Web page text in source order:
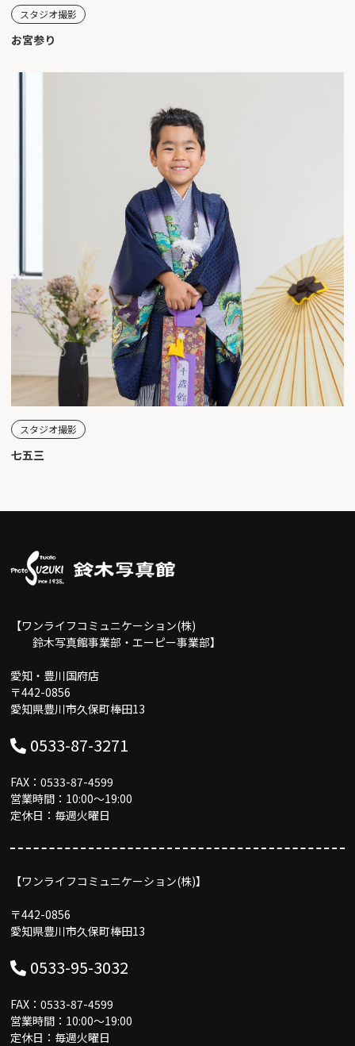
スタジオ撮影
お宮参り
スタジオ撮影
七五三
【ワンライフコミュニケーション(株)
鈴木写真館事業部・エーピー事業部】
愛知・豊川国府店
〒442-0856
愛知県豊川市久保町棒田13
0533-87-3271
FAX：0533-87-4599
営業時間：10:00〜19:00
定休日：毎週火曜日
【ワンライフコミュニケーション(株)】
〒442-0856
愛知県豊川市久保町棒田13
0533-95-3032
FAX：0533-87-4599
営業時間：10:00〜19:00
定休日：毎週火曜日